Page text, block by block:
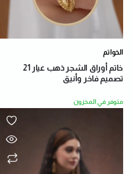
الخواتم
خاتم أوراق الشجر ذهب عيار 21
تصميم فاخر وأنيق
متوفر في المخزون